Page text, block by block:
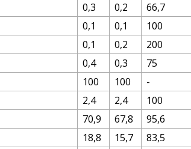
0,3 0,2
66,7
0,1 0,1
100
0,1 0,2
200
0,4 0,3
75
100 100
-
2,4 2,4
100
70,9 67,8
95,6
18,8 15,7
83,5